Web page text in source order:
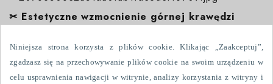
✂ Estetyczne wzmocnienie górnej krawędzi
Firana została uszyta z 10-centymetrową
transparentną taśmą usztywniającą pod przelotkami.
Niniejsza strona korzysta z plików cookie. Klikając „Zaakceptuj”,
zgadzasz się na przechowywanie plików cookie na swoim urządzeniu w
celu usprawnienia nawigacji w witrynie, analizy korzystania z witryny i